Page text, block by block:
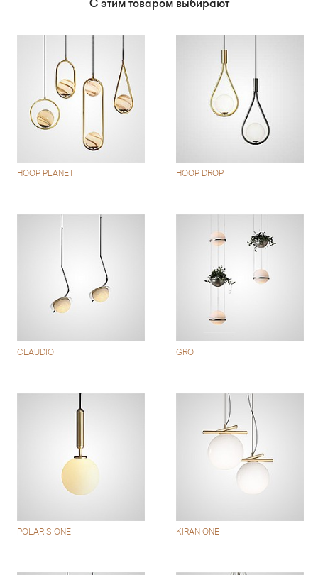
С этим товаром выбирают
HOOP PLANET HOOP DROP
CLAUDIO GRO
POLARIS ONE KIRAN ONE